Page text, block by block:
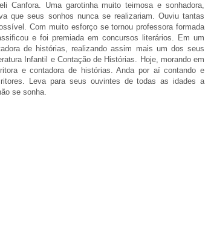
Canfora. Uma garotinha muito teimosa e sonhadora,
que seus sonhos nunca se realizariam. Ouviu tantas
Com muito esforço se tornou professora formada
e foi premiada em concursos literários. Em um
de histórias, realizando assim mais um dos seus
Infantil e Contação de Histórias. Hoje, morando em
e contadora de histórias. Anda por aí contando e
Leva para seus ouvintes de todas as idades a
se sonha.